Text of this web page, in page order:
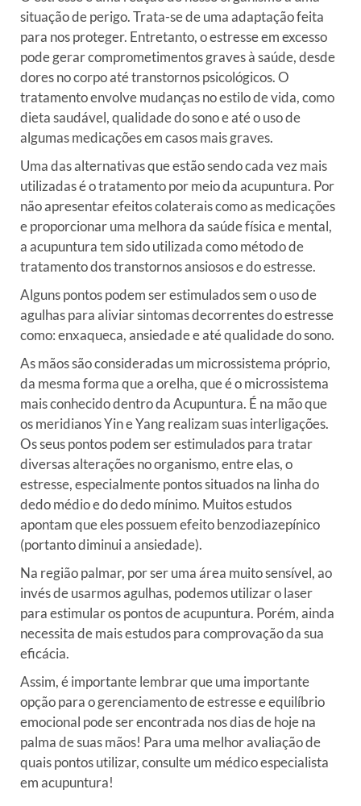
situação de perigo. Trata-se de uma adaptação feita
para nos proteger. Entretanto, o estresse em excesso
pode gerar comprometimentos graves à saúde, desde
dores no corpo até transtornos psicológicos. O
tratamento envolve mudanças no estilo de vida, como
dieta saudável, qualidade do sono e até o uso de
algumas medicações em casos mais graves.
Uma das alternativas que estão sendo cada vez mais
utilizadas é o tratamento por meio da acupuntura. Por
não apresentar efeitos colaterais como as medicações
e proporcionar uma melhora da saúde física e mental,
a acupuntura tem sido utilizada como método de
tratamento dos transtornos ansiosos e do estresse.
Alguns pontos podem ser estimulados sem o uso de
agulhas para aliviar sintomas decorrentes do estresse
como: enxaqueca, ansiedade e até qualidade do sono.
As mãos são consideradas um microssistema próprio,
da mesma forma que a orelha, que é o microssistema
mais conhecido dentro da Acupuntura. É na mão que
os meridianos Yin e Yang realizam suas interligações.
Os seus pontos podem ser estimulados para tratar
diversas alterações no organismo, entre elas, o
estresse, especialmente pontos situados na linha do
dedo médio e do dedo mínimo. Muitos estudos
apontam que eles possuem efeito benzodiazepínico
(portanto diminui a ansiedade).
Na região palmar, por ser uma área muito sensível, ao
invés de usarmos agulhas, podemos utilizar o laser
para estimular os pontos de acupuntura. Porém, ainda
necessita de mais estudos para comprovação da sua
eficácia.
Assim, é importante lembrar que uma importante
opção para o gerenciamento de estresse e equilíbrio
emocional pode ser encontrada nos dias de hoje na
palma de suas mãos! Para uma melhor avaliação de
quais pontos utilizar, consulte um médico especialista
em acupuntura!